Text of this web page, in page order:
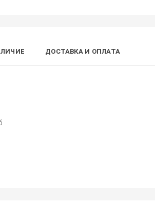
ДОСТАВКА И ОПЛАТА